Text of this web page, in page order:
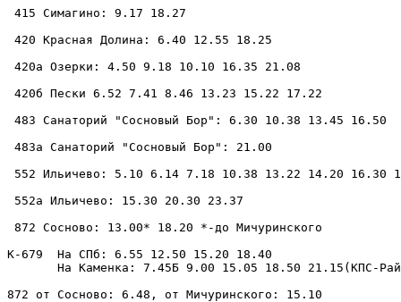
415 Симагино: 9.17 18.27
420 Красная Долина: 6.40 12.55 18.25
420а Озерки: 4.50 9.18 10.10 16.35 21.08
420б Пески 6.52 7.41 8.46 13.23 15.22 17.22
483 Санаторий "Сосновый Бор": 6.30 10.38 13.45 16.50
483а Санаторий "Сосновый Бор": 21.00
552 Ильичево: 5.10 6.14 7.18 10.38 13.22 14.20 16.30
552а Ильичево: 15.30 20.30 23.37
872 Сосново: 13.00* 18.20 *-до Мичуринского
К-679  На СПб: 6.55 12.50 15.20 18.40
На Каменка: 7.45Б 9.00 15.05 18.50 21.15(КПС-
872 от Сосново: 6.48, от Мичуринского: 15.10